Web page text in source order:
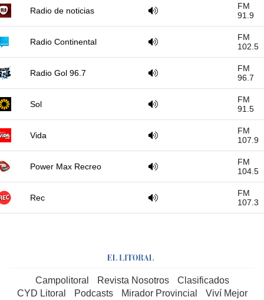
Radio de noticias
FM
91.9
Radio Continental
FM
102.5
Radio Gol 96.7
FM
96.7
Sol
FM
91.5
Vida
FM
107.9
Power Max Recreo
FM
104.5
Rec
FM
107.3
Campolitoral Revista Nosotros
Clasificados
CYD Litoral
Podcasts Mirador Provincial
Viví Mejor